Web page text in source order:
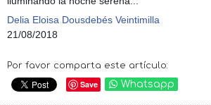
Delia Eloisa Dousdebés Veintimilla
21/08/2018
Por favor comparta este artículo:
Save Whatsapp